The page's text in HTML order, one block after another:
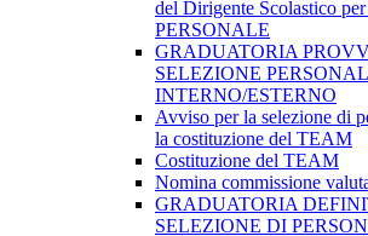
del Dirigente Scolastico
PERSONALE
GRADUATORIA
SELEZIONE
INTERNO/ESTERNO
Avviso per la selezione di
la costituzione del TEAM
Costituzione del TEAM
Nomina commissione
GRADUATORIA
SELEZIONE DI